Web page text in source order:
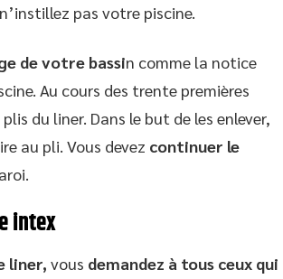
pas votre piscine.
de votre bassin comme la notice
Au cours des trente premières
du liner. Dans le but de les enlever,
au pli. Vous devez continuer le
intex
liner, vous demandez à tous ceux qui